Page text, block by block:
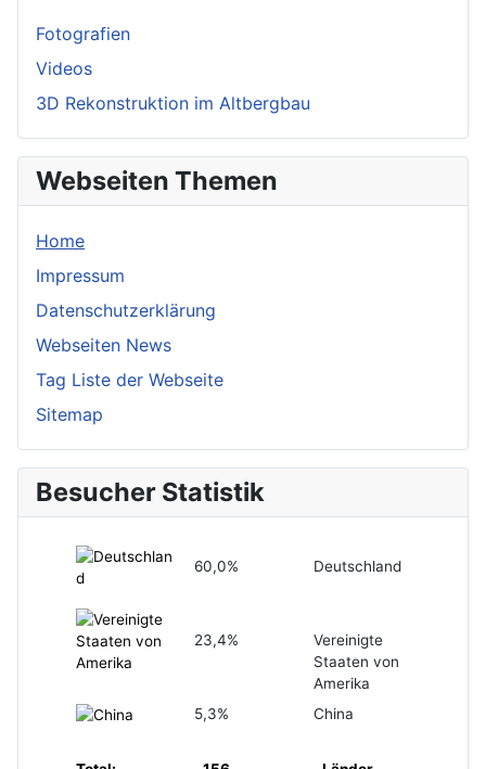
Fotografien
Videos
3D Rekonstruktion im Altbergbau
Webseiten Themen
Home
Impressum
Datenschutzerklärung
Webseiten News
Tag Liste der Webseite
Sitemap
Besucher Statistik
60,0% Deutschland
23,4%
Vereinigte
Staaten von
Amerika
5,3%
China